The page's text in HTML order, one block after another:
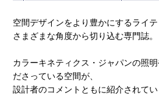
空間デザインをより豊かにするライテ
さまざまな角度から切り込む専門誌。
カラーキネティクス・ジャパンの照
ださっている空間が、
設計者のコメントともに紹介されてい